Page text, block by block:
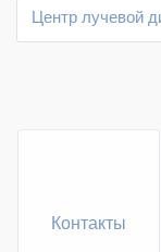
Центр лучевой
Контакты